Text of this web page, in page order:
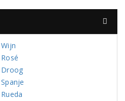
Wijn
Rosé
Droog
Spanje
Rueda